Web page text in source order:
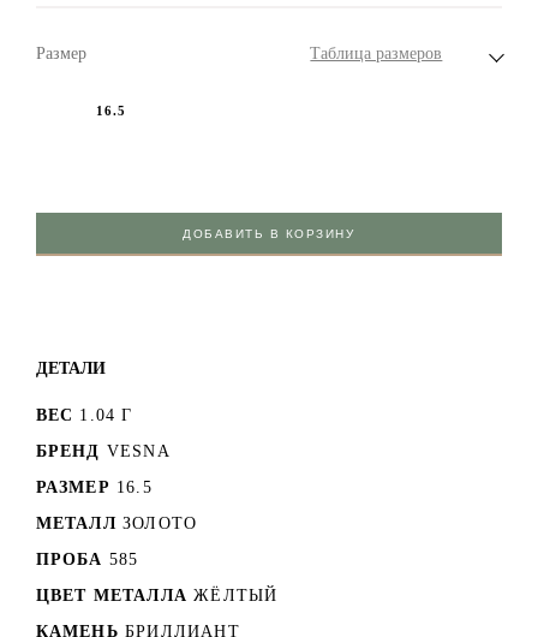
Размер Таблица размеров
16.5
ДОБАВИТЬ В КОРЗИНУ
ДЕТАЛИ
ВЕС 1.04 Г
БРЕНД VESNA
РАЗМЕР 16.5
МЕТАЛЛ ЗОЛОТО
ПРОБА 585
ЦВЕТ МЕТАЛЛА ЖЁЛТЫЙ
КАМЕНЬ БРИЛЛИАНТ